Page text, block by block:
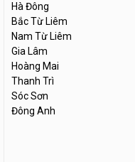
Hà Đông
Bắc Từ Liêm
Nam Từ Liêm
Gia Lâm
Hoàng Mai
Thanh Trì
Sóc Sơn
Đông Anh